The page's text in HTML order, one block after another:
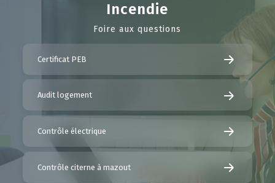
Incendie
Foire aux questions
Certificat PEB
Audit logement
Contrôle électrique
Contrôle citerne à mazout